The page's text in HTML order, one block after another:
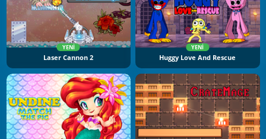
YENI
Laser Cannon 2
YENI
Huggy Love And Rescue